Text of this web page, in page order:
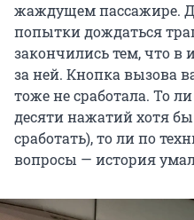
жаждущем пассажире.
попытки дождаться
закончились тем, что в
за ней. Кнопка вызова
тоже не сработала. То
десяти нажатий хотя
сработать), то ли по
вопросы — история